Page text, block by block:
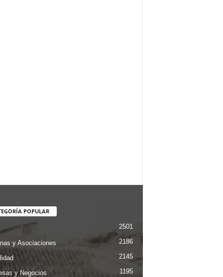
POPULAR
2501
y Asociaciones 2186
2145
y Negocios 1195